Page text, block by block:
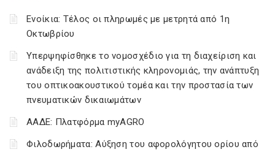
Ενοίκια: Τέλος οι πληρωμές με μετρητά από 1η
Οκτωβρίου
Υπερψηφίσθηκε το νομοσχέδιο για τη διαχείριση και
ανάδειξη της πολιτιστικής κληρονομιάς, την ανάπτυξη
του οπτικοακουστικού τομέα και την προστασία των
πνευματικών δικαιωμάτων
ΑΑΔΕ: Πλατφόρμα myAGRO
Φιλοδωρήματα: Αύξηση του αφορολόγητου ορίου από